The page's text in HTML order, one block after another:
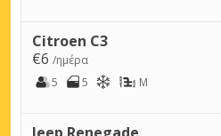
Citroen C3
€6 /ημέρα
5
5 M